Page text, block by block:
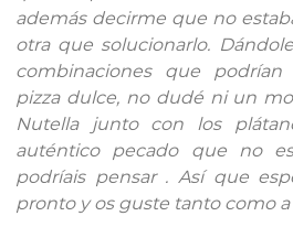
además decirme que no
otra que solucionarlo.
combinaciones que
pizza dulce, no dudé ni un
Nutella junto con los
auténtico pecado que no
podríais pensar . Así que
pronto y os guste tanto como a